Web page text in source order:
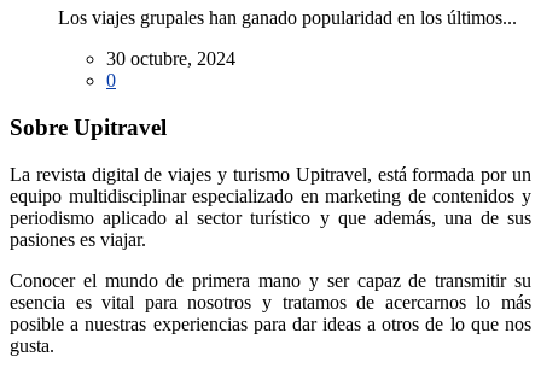
Los viajes grupales han ganado popularidad en los últimos...
30 octubre, 2024
0
Sobre Upitravel
La revista digital de viajes y turismo Upitravel, está formada por un
equipo multidisciplinar especializado en marketing de contenidos y
periodismo aplicado al sector turístico y que además, una de sus
pasiones es viajar.
Conocer el mundo de primera mano y ser capaz de transmitir su
esencia es vital para nosotros y tratamos de acercarnos lo más
posible a nuestras experiencias para dar ideas a otros de lo que nos
gusta.